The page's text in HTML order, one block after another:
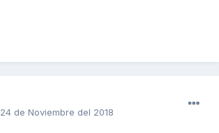
24 de Noviembre del 2018